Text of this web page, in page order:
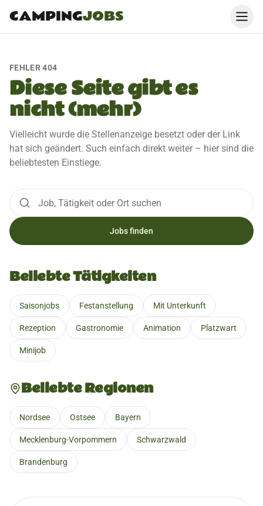
CAMPINGJOBS
FEHLER 404
Diese Seite gibt es
nicht (mehr)
Vielleicht wurde die Stellenanzeige besetzt oder der Link
hat sich geändert. Such einfach direkt weiter – hier sind die
beliebtesten Einstiege.
Jobs finden
Beliebte Tätigkeiten
Saisonjobs Festanstellung Mit Unterkunft
Rezeption Gastronomie Animation Platzwart
Minijob
Beliebte Regionen
Nordsee Ostsee Bayern
Mecklenburg-Vorpommern Schwarzwald
Brandenburg